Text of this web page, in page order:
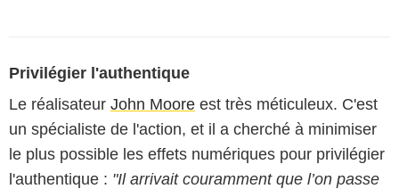
Privilégier l'authentique
Le réalisateur John Moore est très méticuleux. C'est
un spécialiste de l'action, et il a cherché à minimiser
le plus possible les effets numériques pour privilégier
l'authentique : "Il arrivait couramment que l’on passe